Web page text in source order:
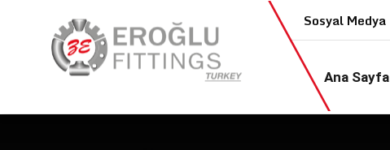
Sosyal Medya
Ana Sayfa